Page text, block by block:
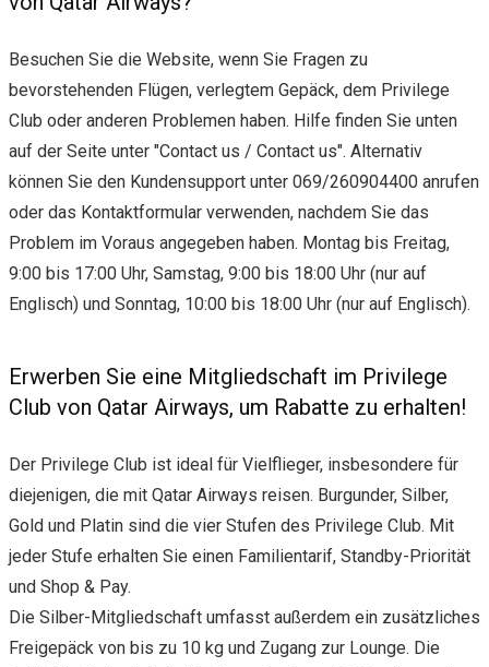
Besuchen Sie die Website, wenn Sie Fragen zu
bevorstehenden Flügen, verlegtem Gepäck, dem Privilege
Club oder anderen Problemen haben. Hilfe finden Sie unten
auf der Seite unter "Contact us / Contact us". Alternativ
können Sie den Kundensupport unter 069/260904400 anrufen
oder das Kontaktformular verwenden, nachdem Sie das
Problem im Voraus angegeben haben. Montag bis Freitag,
9:00 bis 17:00 Uhr, Samstag, 9:00 bis 18:00 Uhr (nur auf
Englisch) und Sonntag, 10:00 bis 18:00 Uhr (nur auf Englisch).
Erwerben Sie eine Mitgliedschaft im Privilege
Club von Qatar Airways, um Rabatte zu erhalten!
Der Privilege Club ist ideal für Vielflieger, insbesondere für
diejenigen, die mit Qatar Airways reisen. Burgunder, Silber,
Gold und Platin sind die vier Stufen des Privilege Club. Mit
jeder Stufe erhalten Sie einen Familientarif, Standby-Priorität
und Shop & Pay.
Die Silber-Mitgliedschaft umfasst außerdem ein zusätzliches
Freigepäck von bis zu 10 kg und Zugang zur Lounge. Die